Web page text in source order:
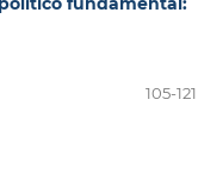
105-121